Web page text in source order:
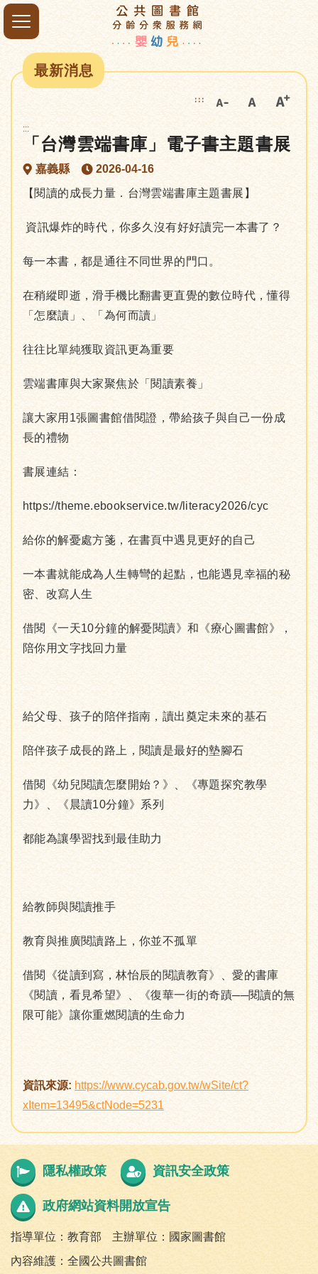
最新消息
:::
:::
「台灣雲端書庫」電子書主題書展
嘉義縣
2026-04-16
【閱讀的成長力量．台灣雲端書庫主題書展】
資訊爆炸的時代，你多久沒有好好讀完一本書了？
每一本書，都是通往不同世界的門口。
在稍縱即逝，滑手機比翻書更直覺的數位時代，懂得
「怎麼讀」、「為何而讀」
往往比單純獲取資訊更為重要
雲端書庫與大家聚焦於「閱讀素養」
讓大家用1張圖書館借閱證，帶給孩子與自己一份成
長的禮物
書展連結：
https://theme.ebookservice.tw/literacy2026/cyc
給你的解憂處方箋，在書頁中遇見更好的自己
一本書就能成為人生轉彎的起點，也能遇見幸福的秘
密、改寫人生
借閱《一天10分鐘的解憂閱讀》和《療心圖書館》，
陪你用文字找回力量
給父母、孩子的陪伴指南，讀出奠定未來的基石
陪伴孩子成長的路上，閱讀是最好的墊腳石
借閱《幼兒閱讀怎麼開始？》、《專題探究教學
力》、《晨讀10分鐘》系列
都能為讓學習找到最佳助力
給教師與閱讀推手
教育與推廣閱讀路上，你並不孤單
借閱《從讀到寫，林怡辰的閱讀教育》、愛的書庫
《閱讀，看見希望》、《復華一街的奇蹟──閱讀的無
限可能》讓你重燃閱讀的生命力
資訊來源: https://www.cycab.gov.tw/wSite/ct?
xItem=13495&ctNode=5231
隱私權政策 資訊安全政策
政府網站資料開放宣告
指導單位：教育部
主辦單位：國家圖書館
內容維護：全國公共圖書館